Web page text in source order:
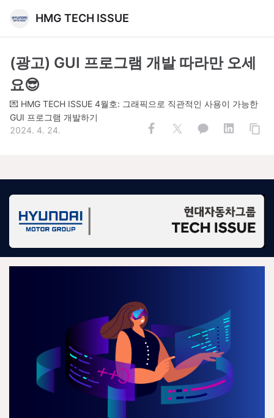
HMG TECH ISSUE
(광고) GUI 프로그램 개발 따라만 오세
요😎
💌 HMG TECH ISSUE 4월호: 그래픽으로 직관적인 사용이 가능한
GUI 프로그램 개발하기
2024. 4. 24.